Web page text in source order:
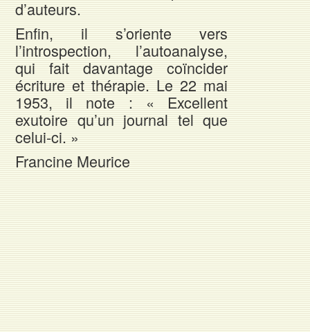
d’auteurs.
Enfin, il s’oriente vers
l’introspection, l’autoanalyse,
qui fait davantage coïncider
écriture et thérapie. Le 22 mai
1953, il note : « Excellent
exutoire qu’un journal tel que
celui-ci. »
Francine Meurice